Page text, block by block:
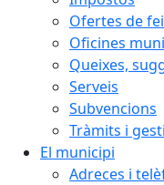
Ofertes de
Oficines
Queixes,
Serveis
Subvencions
Tràmits i
El municipi
Adreces i